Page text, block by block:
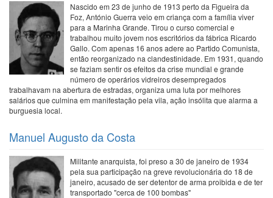
Nascido em 23 de junho de 1913 perto da Figueira da
Foz, António Guerra veio em criança com a família viver
para a Marinha Grande. Tirou o curso comercial e
trabalhou muito jovem nos escritórios da fábrica Ricardo
Gallo. Com apenas 16 anos adere ao Partido Comunista,
então reorganizado na clandestinidade. Em 1931, quando
se faziam sentir os efeitos da crise mundial e grande
número de operários vidreiros desempregados
trabalhavam na abertura de estradas, organiza uma luta por melhores
salários que culmina em manifestação pela vila, ação insólita que alarma a
burguesia local.
Manuel Augusto da Costa
Militante anarquista, foi preso a 30 de janeiro de 1934
pela sua participação na greve revolucionária do 18 de
janeiro, acusado de ser detentor de arma proibida e de ter
transportado "cerca de 100 bombas"